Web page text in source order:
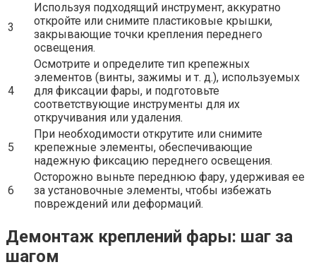
3
Используя подходящий инструмент, аккуратно
откройте или снимите пластиковые крышки,
закрывающие точки крепления переднего
освещения.
4
Осмотрите и определите тип крепежных
элементов (винты, зажимы и т. д.), используемых
для фиксации фары, и подготовьте
соответствующие инструменты для их
откручивания или удаления.
5
При необходимости открутите или снимите
крепежные элементы, обеспечивающие
надежную фиксацию переднего освещения.
6
Осторожно выньте переднюю фару, удерживая ее
за установочные элементы, чтобы избежать
повреждений или деформаций.
Демонтаж креплений фары: шаг за
шагом